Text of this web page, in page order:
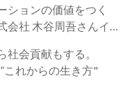
ションの価値をつく
会社 木谷周吾さんイン
社会貢献もする。
これからの生き方"